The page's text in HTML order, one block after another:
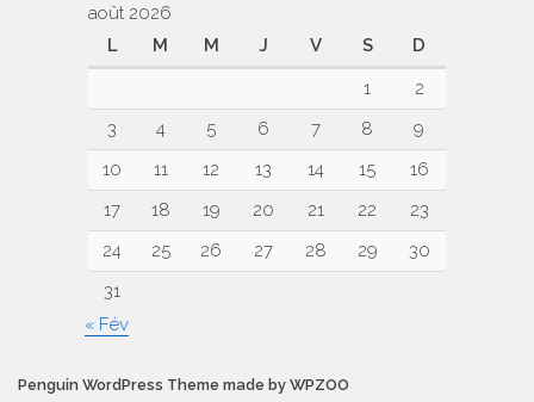
août 2026
L
M M J V S
D
1
2
3
4 5 6 7 8
9
10
11 12 13 14 15
16
17
18 19 20 21 22
23
24
25 26 27 28 29
30
31
« Fév
Penguin WordPress Theme made by WPZOO